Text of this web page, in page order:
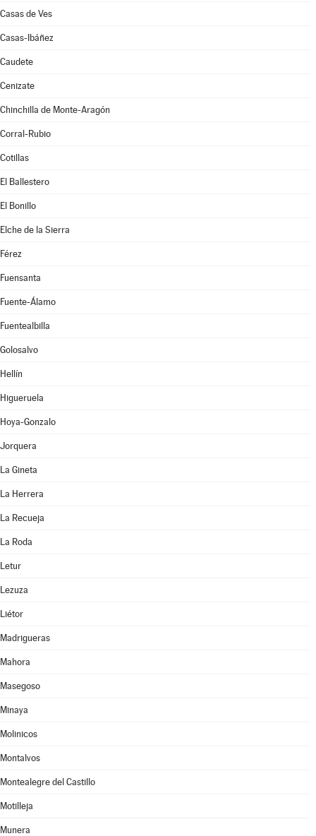
Casas de Ves
Casas-Ibáñez
Caudete
Cenizate
Chinchilla de Monte-Aragón
Corral-Rubio
Cotillas
El Ballestero
El Bonillo
Elche de la Sierra
Férez
Fuensanta
Fuente-Álamo
Fuentealbilla
Golosalvo
Hellín
Higueruela
Hoya-Gonzalo
Jorquera
La Gineta
La Herrera
La Recueja
La Roda
Letur
Lezuza
Liétor
Madrigueras
Mahora
Masegoso
Minaya
Molinicos
Montalvos
Montealegre del Castillo
Motilleja
Munera